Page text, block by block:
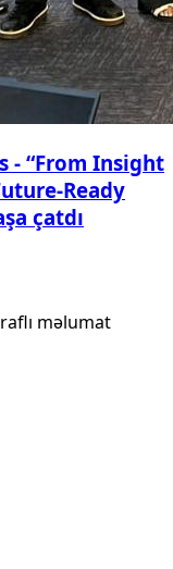
- “From Insight
Ready
çatdı
məlumat